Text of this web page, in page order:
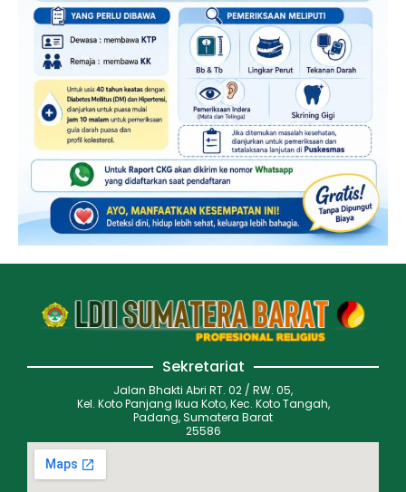
Sekretariat
Jalan Bhakti Abri RT. 02 / RW. 05,
Kel. Koto Panjang Ikua Koto, Kec. Koto Tangah,
Padang, Sumatera Barat
25586